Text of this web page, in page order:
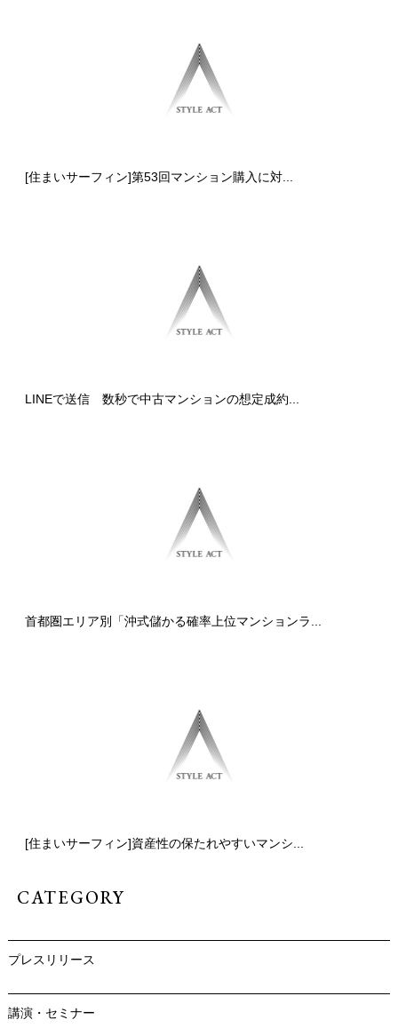
[住まいサーフィン]第53回マンション購入に対...
LINEで送信 数秒で中古マンションの想定成約...
首都圏エリア別「沖式儲かる確率上位マンションラ...
[住まいサーフィン]資産性の保たれやすいマンシ...
CATEGORY
プレスリリース
講演・セミナー